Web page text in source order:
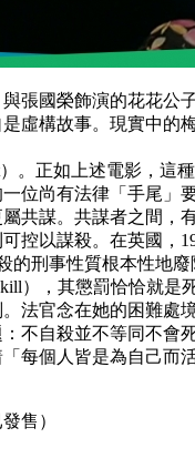
張國榮飾演的花花
虛構故事。現實中
。正如上述電影，
位尚有法律「手尾」要
共謀。共謀者之間
控以謀殺。在英國，
的刑事性質根本性地
），其懲罰恰恰就
法官念在她的困難處
不自殺並不等同不
每個人皆是為自己
售）